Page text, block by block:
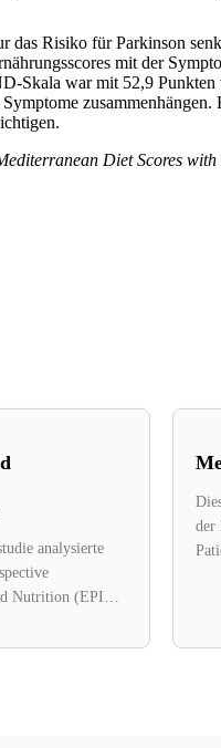
Risiko für Parkinson
mit der
Skala war mit 52,9
Diet Scores
analysierte
Nutrition (EPIC)
der